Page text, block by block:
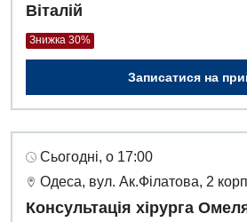
Віталій
Знижка 30%
Записатися на
Сьогодні, о 17:00
Одеса, вул. Ак.Філатова, 2
Консультація хірурга